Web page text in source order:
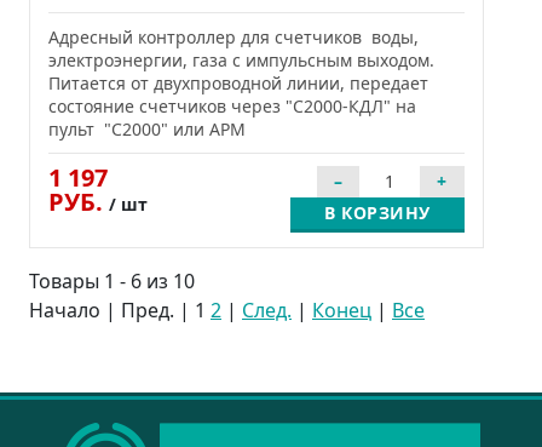
Адресный контроллер для счетчиков воды,
электроэнергии, газа с импульсным выходом.
Питается от двухпроводной линии, передает
состояние счетчиков через "С2000-КДЛ" на
пульт "С2000" или АРМ
1 197
РУБ. / шт В КОРЗИНУ
Товары 1 - 6 из 10
Начало | Пред. | 1 2 | След. | Конец | Все